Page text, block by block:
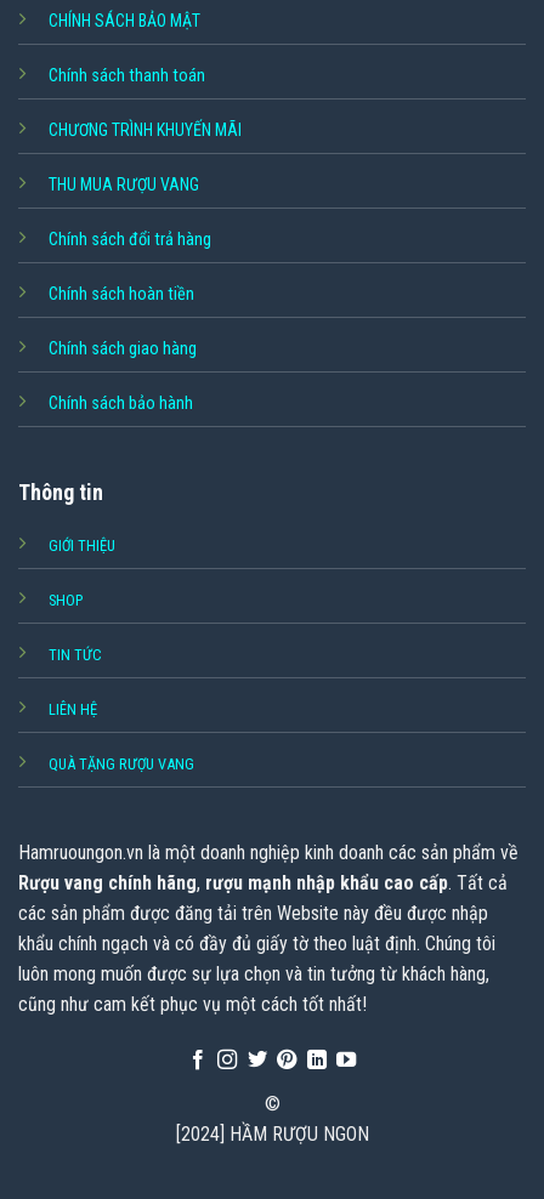
CHÍNH SÁCH BẢO MẬT
Chính sách thanh toán
CHƯƠNG TRÌNH KHUYẾN MÃI
THU MUA RƯỢU VANG
Chính sách đổi trả hàng
Chính sách hoàn tiền
Chính sách giao hàng
Chính sách bảo hành
Thông tin
GIỚI THIỆU
SHOP
TIN TỨC
LIÊN HỆ
QUÀ TẶNG RƯỢU VANG
Hamruoungon.vn là một doanh nghiệp kinh doanh các sản phẩm về
Rượu vang chính hãng, rượu mạnh nhập khẩu cao cấp. Tất cả
các sản phẩm được đăng tải trên Website này đều được nhập
khẩu chính ngạch và có đầy đủ giấy tờ theo luật định. Chúng tôi
luôn mong muốn được sự lựa chọn và tin tưởng từ khách hàng,
cũng như cam kết phục vụ một cách tốt nhất!
©
[2024] HẦM RƯỢU NGON